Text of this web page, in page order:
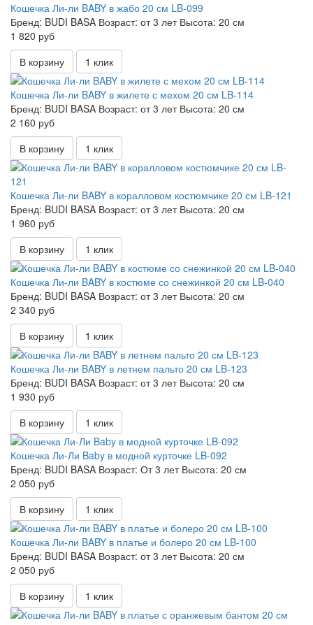
Кошечка Ли-ли BABY в жабо 20 см LB-099
Бренд: BUDI BASA Возраст: от 3 лет Высота: 20 см
1 820 руб
В корзину
1 клик
Кошечка Ли-ли BABY в жилете с мехом 20 см LB-114
Бренд: BUDI BASA Возраст: от 3 лет Высота: 20 см
2 160 руб
В корзину
1 клик
Кошечка Ли-ли BABY в коралловом костюмчике 20 см LB-121
Бренд: BUDI BASA Возраст: от 3 лет Высота: 20 см
1 960 руб
В корзину
1 клик
Кошечка Ли-ли BABY в костюме со снежинкой 20 см LB-040
Бренд: BUDI BASA Возраст: от 3 лет Высота: 20 см
2 340 руб
В корзину
1 клик
Кошечка Ли-ли BABY в летнем пальто 20 см LB-123
Бренд: BUDI BASA Возраст: от 3 лет Высота: 20 см
1 930 руб
В корзину
1 клик
Кошечка Ли-Ли Baby в модной курточке LB-092
Бренд: BUDI BASA Возраст: От 3 лет Высота: 20 см
2 050 руб
В корзину
1 клик
Кошечка Ли-ли BABY в платье и болеро 20 см LB-100
Бренд: BUDI BASA Возраст: от 3 лет Высота: 20 см
2 050 руб
В корзину
1 клик